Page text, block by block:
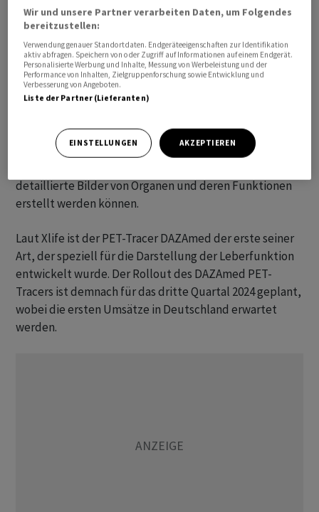
Tracer DAZAmed sei speziell für die Darstellung von
Leberfunktionen entwickelt worden, teilte Xlife am
Mittwoch mit.
Ein PET-Tracer ist den Angaben zufolge eine spezielle
Substanz, die in der Positronen-Emissions-Tomographie
sichtbar zu machen. Diese Tracer sind radioaktive
Moleküle, die sich an bestimmte Strukturen im Körper
detaillierte Bilder von Organen und deren Funktionen
erstellt werden können.
Laut Xlife ist der PET-Tracer DAZAmed der erste seiner
Art, der speziell für die Darstellung der Leberfunktion
entwickelt wurde. Der Rollout des DAZAmed PET-
Tracers ist demnach für das dritte Quartal 2024 geplant,
wobei die ersten Umsätze in Deutschland erwartet
werden.
Wir und unsere Partner verarbeiten Daten, um Folgendes
bereitzustellen:
Verwendung genauer Standortdaten. Endgeräteeigenschaften zur Identifikation
aktiv abfragen. Speichern von oder Zugriff auf Informationen auf einem Endgerät.
Personalisierte Werbung und Inhalte, Messung von Werbeleistung und der
Performance von Inhalten, Zielgruppenforschung sowie Entwicklung und
Verbesserung von Angeboten.
Liste der Partner (Lieferanten)
EINSTELLUNGEN AKZEPTIEREN